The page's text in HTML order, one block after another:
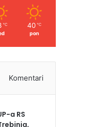
℃ 40 ℃
pon
Komentari
a RS